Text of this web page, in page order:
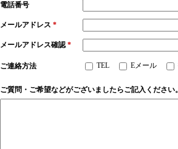
電話番号
メールアドレス *
メールアドレス確認*
ご連絡方法 TEL Eメール
ご質問・ご希望などがございましたらご記入ください。